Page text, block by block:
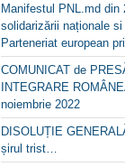
Manifestul PNL.md din
solidarizării naționale
Parteneriat european
COMUNICAT de
INTEGRARE
noiembrie 2022
DISOLUȚIE
șirul trist…